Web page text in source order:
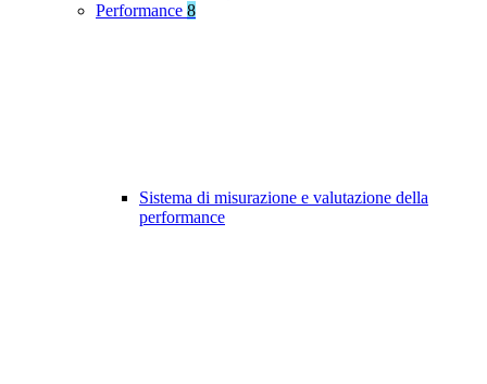
Performance 8
Sistema di misurazione e valutazione della
performance